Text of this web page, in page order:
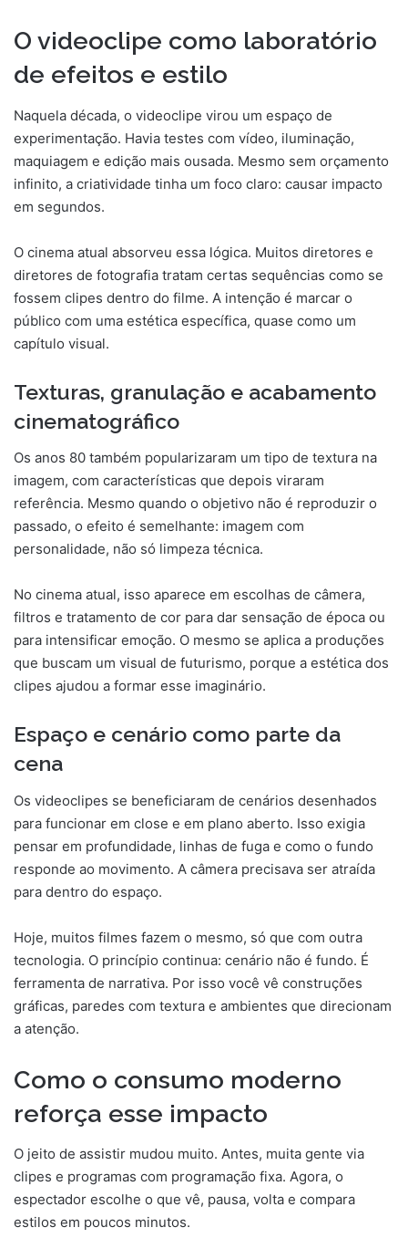
O videoclipe como laboratório
de efeitos e estilo
Naquela década, o videoclipe virou um espaço de
experimentação. Havia testes com vídeo, iluminação,
maquiagem e edição mais ousada. Mesmo sem orçamento
infinito, a criatividade tinha um foco claro: causar impacto
em segundos.
O cinema atual absorveu essa lógica. Muitos diretores e
diretores de fotografia tratam certas sequências como se
fossem clipes dentro do filme. A intenção é marcar o
público com uma estética específica, quase como um
capítulo visual.
Texturas, granulação e acabamento
cinematográfico
Os anos 80 também popularizaram um tipo de textura na
imagem, com características que depois viraram
referência. Mesmo quando o objetivo não é reproduzir o
passado, o efeito é semelhante: imagem com
personalidade, não só limpeza técnica.
No cinema atual, isso aparece em escolhas de câmera,
filtros e tratamento de cor para dar sensação de época ou
para intensificar emoção. O mesmo se aplica a produções
que buscam um visual de futurismo, porque a estética dos
clipes ajudou a formar esse imaginário.
Espaço e cenário como parte da
cena
Os videoclipes se beneficiaram de cenários desenhados
para funcionar em close e em plano aberto. Isso exigia
pensar em profundidade, linhas de fuga e como o fundo
responde ao movimento. A câmera precisava ser atraída
para dentro do espaço.
Hoje, muitos filmes fazem o mesmo, só que com outra
tecnologia. O princípio continua: cenário não é fundo. É
ferramenta de narrativa. Por isso você vê construções
gráficas, paredes com textura e ambientes que direcionam
a atenção.
Como o consumo moderno
reforça esse impacto
O jeito de assistir mudou muito. Antes, muita gente via
clipes e programas com programação fixa. Agora, o
espectador escolhe o que vê, pausa, volta e compara
estilos em poucos minutos.